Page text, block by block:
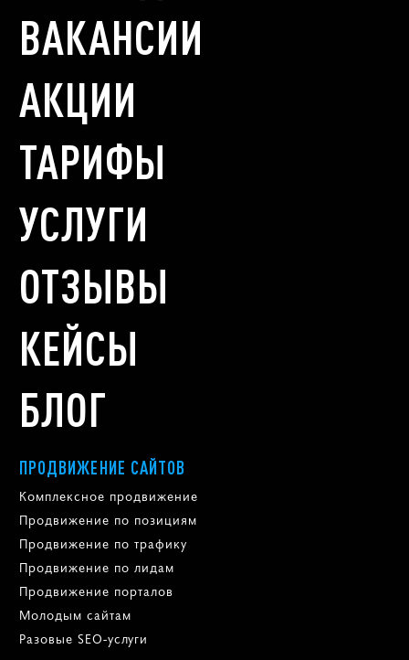
ВАКАНСИИ
АКЦИИ
ТАРИФЫ
УСЛУГИ
ОТЗЫВЫ
КЕЙСЫ
БЛОГ
ПРОДВИЖЕНИЕ САЙТОВ
Комплексное продвижение
Продвижение по позициям
Продвижение по трафику
Продвижение по лидам
Продвижение порталов
Молодым сайтам
Разовые SEO-услуги